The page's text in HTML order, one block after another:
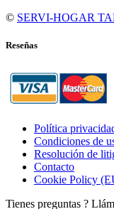
© SERVI-HOGAR
Reseñas
Política
Condiciones de
Resolución de
Contacto
Cookie Policy
Tienes preguntas ?